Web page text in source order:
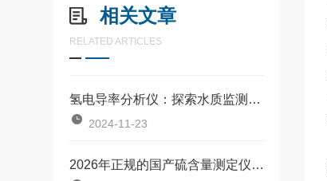
相关文章
RELATED ARTICLES
氢电导率分析仪：探索水质监测的新境界
2024-11-23
2026年正规的国产硫含量测定仪生产厂家合作实力参考